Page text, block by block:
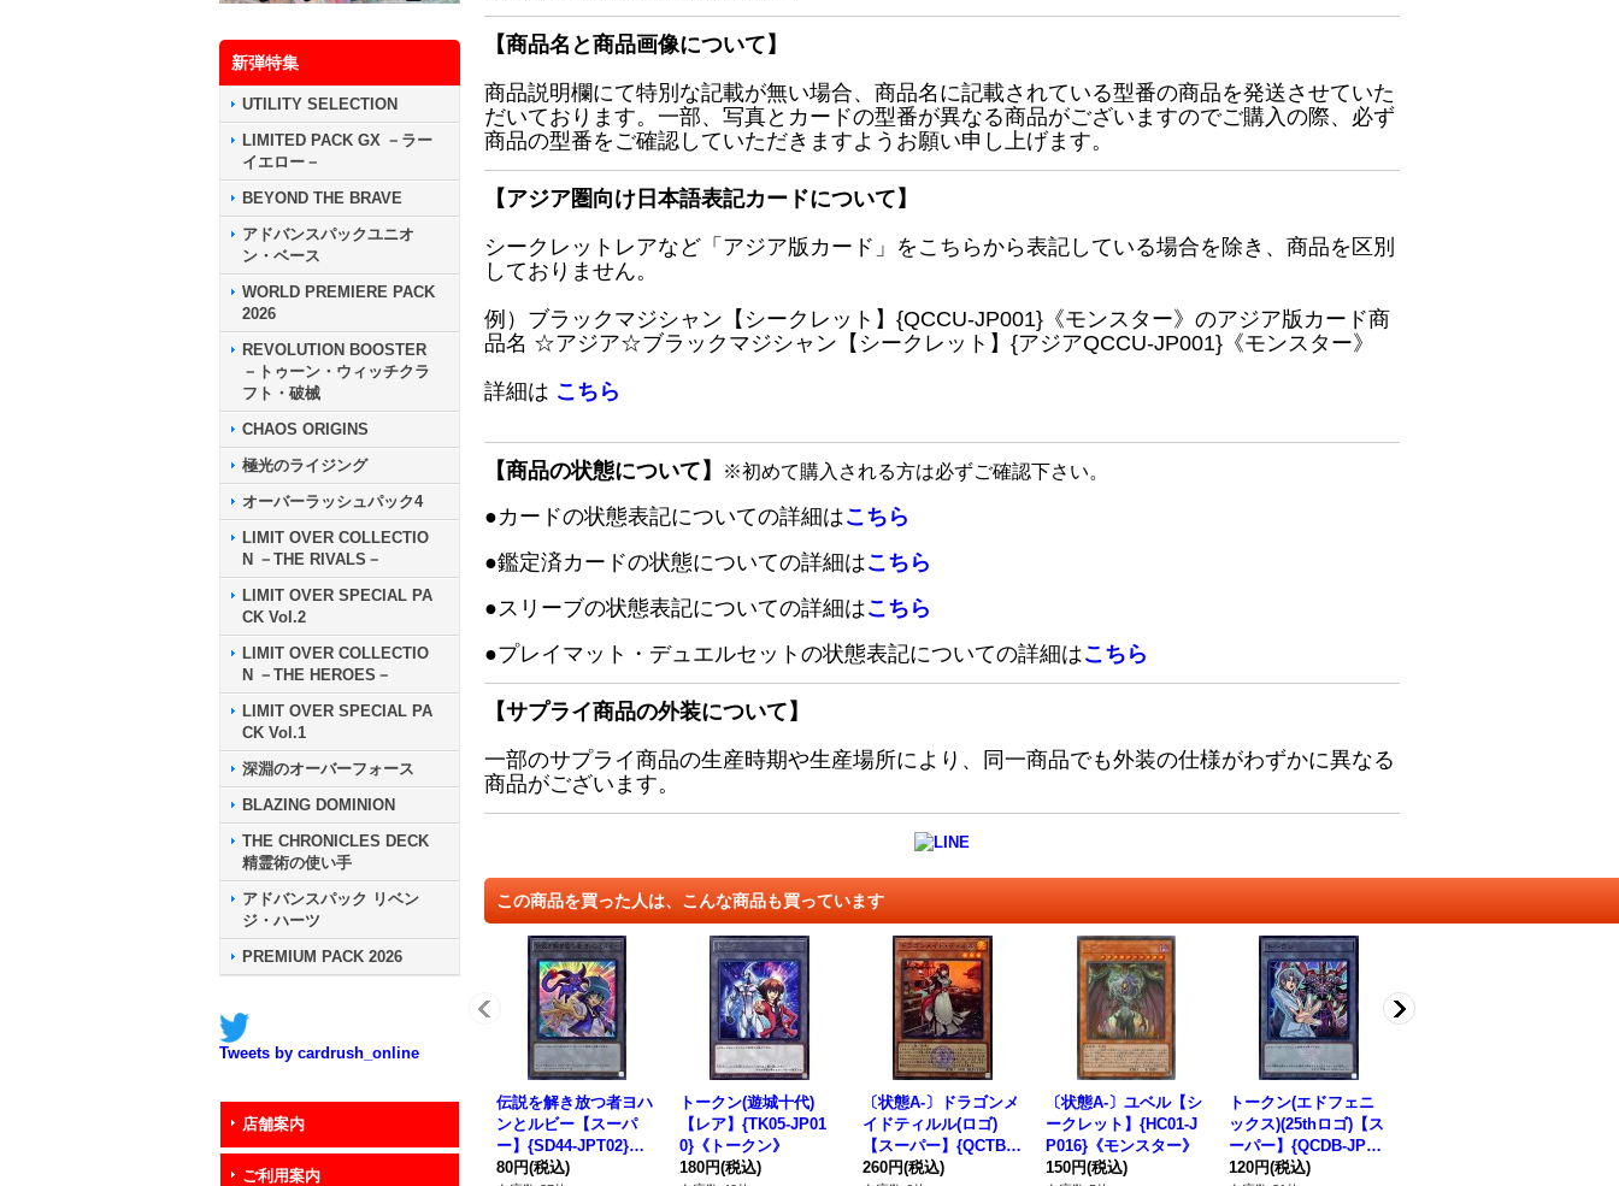
新弾特集
UTILITY SELECTION
LIMITED PACK GX －ラー
イエロー－
BEYOND THE BRAVE
アドバンスパックユニオ
ン・ベース
WORLD PREMIERE PACK
2026
REVOLUTION BOOSTER
－トゥーン・ウィッチクラ
フト・破械
CHAOS ORIGINS
極光のライジング
オーバーラッシュパック4
LIMIT OVER COLLECTIO
N －THE RIVALS－
LIMIT OVER SPECIAL PA
CK Vol.2
LIMIT OVER COLLECTIO
N －THE HEROES－
LIMIT OVER SPECIAL PA
CK Vol.1
深淵のオーバーフォース
BLAZING DOMINION
THE CHRONICLES DECK
精霊術の使い手
アドバンスパック リベン
ジ・ハーツ
PREMIUM PACK 2026
Tweets by cardrush_online
店舗案内
ご利用案内
【商品名と商品画像について】
商品説明欄にて特別な記載が無い場合、商品名に記載されている型番の商品を発送させていた
だいております。一部、写真とカードの型番が異なる商品がございますのでご購入の際、必ず
商品の型番をご確認していただきますようお願い申し上げます。
【アジア圏向け日本語表記カードについて】
シークレットレアなど「アジア版カード」をこちらから表記している場合を除き、商品を区別
しておりません。
例）ブラックマジシャン【シークレット】{QCCU-JP001}《モンスター》のアジア版カード商
品名 ☆アジア☆ブラックマジシャン【シークレット】{アジアQCCU-JP001}《モンスター》
詳細は こちら
【商品の状態について】 ※初めて購入される方は必ずご確認下さい。
●カードの状態表記についての詳細はこちら
●鑑定済カードの状態についての詳細はこちら
●スリーブの状態表記についての詳細はこちら
●プレイマット・デュエルセットの状態表記についての詳細はこちら
【サプライ商品の外装について】
一部のサプライ商品の生産時期や生産場所により、同一商品でも外装の仕様がわずかに異なる
商品がございます。
この商品を買った人は、こんな商品も買っています
伝説を解き放つ者ヨハ
ンとルビー【スーパ
ー】{SD44-JPT02}
《トークン》
80円(税込)
トークン(遊城十代)
【レア】{TK05-JP01
0}《トークン》
180円(税込)
〔状態A-〕ドラゴンメ
イドティルル(ロゴ)
【スーパー】{QCTB-J
P007}《モンスター》
260円(税込)
〔状態A-〕ユベル【シ
ークレット】{HC01-J
P016}《モンスター》
150円(税込)
トークン(エドフェニ
ックス)(25thロゴ)【ス
ーパー】{QCDB-JPT1
1}《トークン》
120円(税込)